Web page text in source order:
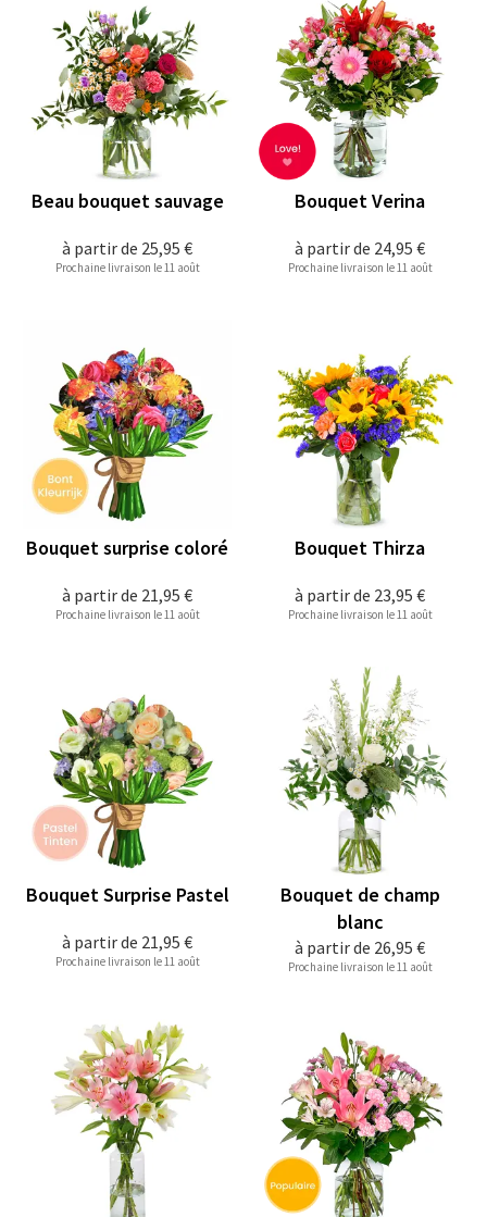
à partir de 25,95 €
Beau bouquet sauvage
Prochaine livraison le 11 août
à partir de 24,95 €
Bouquet Verina
Prochaine livraison le 11 août
à partir de 21,95 €
Bouquet surprise coloré
Prochaine livraison le 11 août
à partir de 23,95 €
Bouquet Thirza
Prochaine livraison le 11 août
à partir de 21,95 €
Bouquet Surprise Pastel
Prochaine livraison le 11 août
à partir de 26,95 €
Bouquet de champ
blanc
Prochaine livraison le 11 août